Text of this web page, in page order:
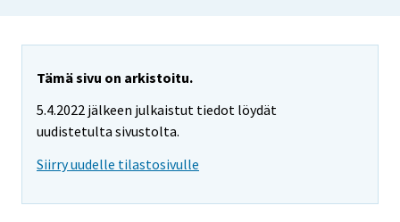
Tämä sivu on arkistoitu.
5.4.2022 jälkeen julkaistut tiedot löydät
uudistetulta sivustolta.
Siirry uudelle tilastosivulle